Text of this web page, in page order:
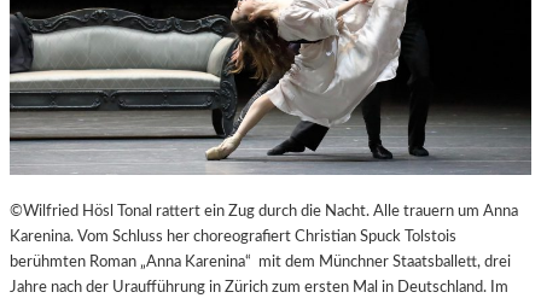
©Wilfried Hösl Tonal rattert ein Zug durch die Nacht. Alle trauern um Anna
Karenina. Vom Schluss her choreografiert Christian Spuck Tolstois
berühmten Roman „Anna Karenina“ mit dem Münchner Staatsballett, drei
Jahre nach der Uraufführung in Zürich zum ersten Mal in Deutschland. Im